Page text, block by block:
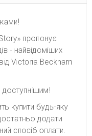
пропонує
- найвідоміших
від Victoria Beckham
доступнішим!
купити будь-яку
додати
спосіб оплати.